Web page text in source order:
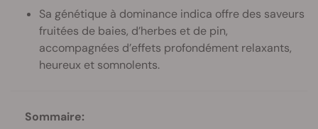
Sa génétique à dominance indica offre des saveurs
fruitées de baies, d’herbes et de pin,
accompagnées d’effets profondément relaxants,
heureux et somnolents.
Sommaire: